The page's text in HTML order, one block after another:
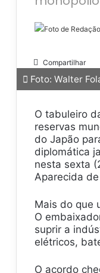
Compartilhar
Foto: Walter
O tabuleiro
reservas
do Japão
diplomática
nesta sexta
Aparecida
Mais do que
O
suprir a
elétricos,
O acordo